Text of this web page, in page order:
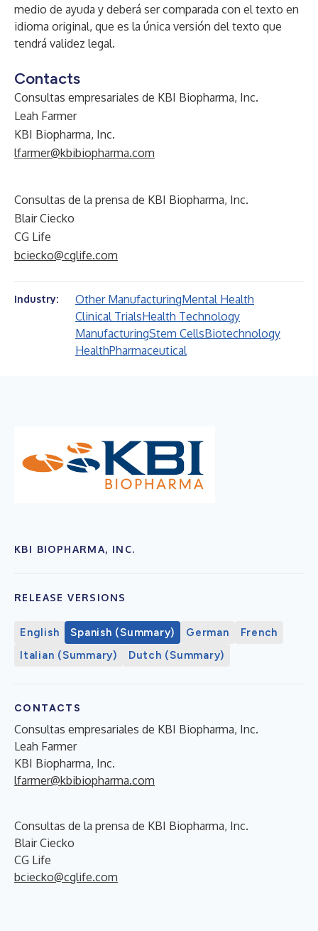
medio de ayuda y deberá ser comparada con el texto en
idioma original, que es la única versión del texto que
tendrá validez legal.
Contacts
Consultas empresariales de KBI Biopharma, Inc.
Leah Farmer
KBI Biopharma, Inc.
lfarmer@kbibiopharma.com
Consultas de la prensa de KBI Biopharma, Inc.
Blair Ciecko
CG Life
bciecko@cglife.com
Industry: Other ManufacturingMental Health
Clinical TrialsHealth Technology
ManufacturingStem CellsBiotechnology
HealthPharmaceutical
KBI BIOPHARMA, INC.
RELEASE VERSIONS
English Spanish (Summary) German
French
Italian (Summary)
Dutch (Summary)
CONTACTS
Consultas empresariales de KBI Biopharma, Inc.
Leah Farmer
KBI Biopharma, Inc.
lfarmer@kbibiopharma.com
Consultas de la prensa de KBI Biopharma, Inc.
Blair Ciecko
CG Life
bciecko@cglife.com